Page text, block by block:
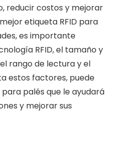
reducir costos y mejorar
etiqueta RFID para
es importante
RFID, el tamaño y
rango de lectura y el
estos factores, puede
palés que le ayudará
y mejorar sus